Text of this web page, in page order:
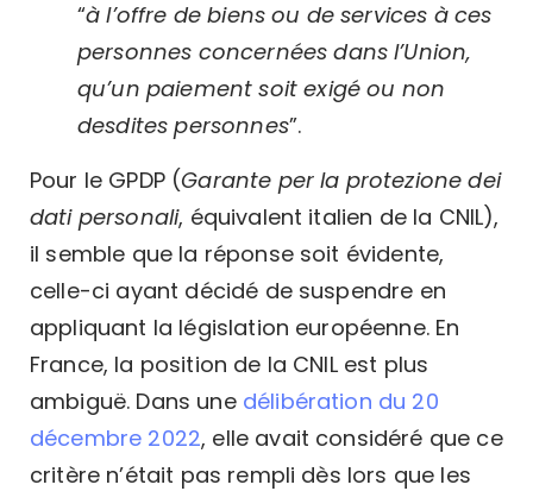
“à l’offre de biens ou de services à ces
personnes concernées dans l’Union,
qu’un paiement soit exigé ou non
desdites personnes”.
Pour le GPDP (Garante per la protezione dei
dati personali, équivalent italien de la CNIL),
il semble que la réponse soit évidente,
celle-ci ayant décidé de suspendre en
appliquant la législation européenne. En
France, la position de la CNIL est plus
ambiguë. Dans une délibération du 20
décembre 2022, elle avait considéré que ce
critère n’était pas rempli dès lors que les